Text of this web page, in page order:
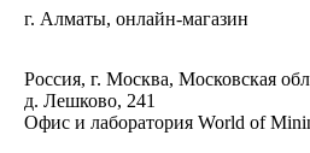
г. Алматы, онлайн-магазин
Россия, г. Москва, Московская
д. Лешково, 241
Офис и лаборатория World of